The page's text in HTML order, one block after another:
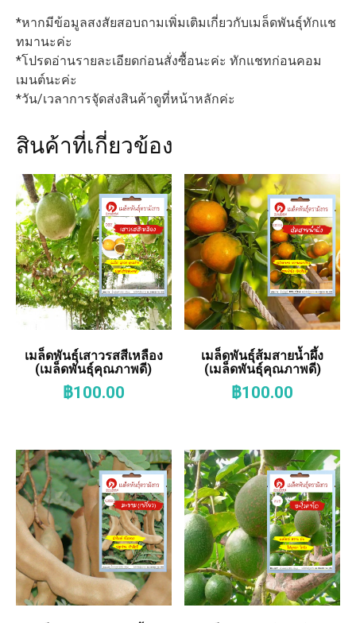
*หากมีข้อมูลสงสัยสอบถามเพิ่มเติมเกี่ยวกับเมล็ดพันธุ์ทักแช
ทมานะค่ะ
*โปรดอ่านรายละเอียดก่อนสั่งซื้อนะค่ะ ทักแชทก่อนคอม
เมนต์นะค่ะ
*วัน/เวลาการจัุดส่งสินค้าดูที่หน้าหลักค่ะ
สินค้าที่เกี่ยวข้อง
เมล็ดพันธุ์เสาวรสสีเหลือง
(เมล็ดพันธุ์คุณภาพดี)
฿100.00
เมล็ดพันธุ์ส้มสายน้ำผึ้ง
(เมล็ดพันธุ์คุณภาพดี)
฿100.00